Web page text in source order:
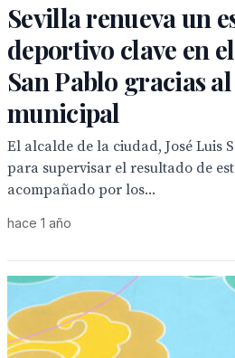
Sevilla renueva un
deportivo clave en
San Pablo gracias
municipal
El alcalde de la ciudad, José Luis
para supervisar el resultado de
acompañado por los...
hace 1 año